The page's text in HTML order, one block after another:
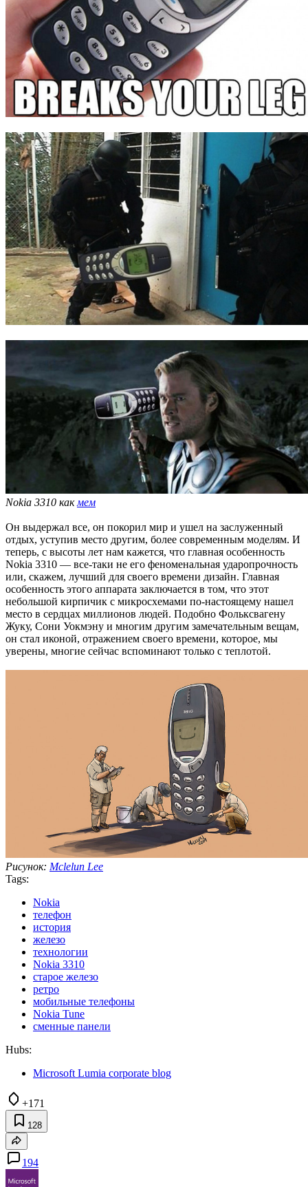
Nokia 3310 как мем
Он выдержал все, он покорил мир и ушел на заслуженный
отдых, уступив место другим, более современным моделям. И
теперь, с высоты лет нам кажется, что главная особенность
Nokia 3310 — все-таки не его феноменальная ударопрочность
или, скажем, лучший для своего времени дизайн. Главная
особенность этого аппарата заключается в том, что этот
небольшой кирпичик с микросхемами по-настоящему нашел
место в сердцах миллионов людей. Подобно Фольксвагену
Жуку, Сони Уокмэну и многим другим замечательным вещам,
он стал иконой, отражением своего времени, которое, мы
уверены, многие сейчас вспоминают только с теплотой.
Рисунок: Mclelun Lee
Tags:
Nokia
телефон
история
железо
технологии
Nokia 3310
старое железо
ретро
мобильные телефоны
Nokia Tune
сменные панели
Hubs:
Microsoft Lumia corporate blog
+171
128
194